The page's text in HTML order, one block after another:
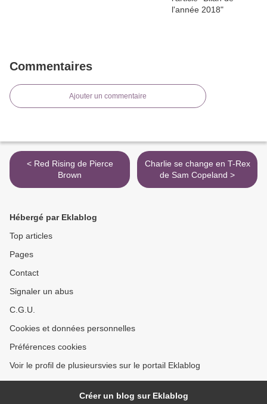
Commentaires
Ajouter un commentaire
< Red Rising de Pierce
Brown
Charlie se change en T-Rex
de Sam Copeland >
Hébergé par Eklablog
Top articles
Pages
Contact
Signaler un abus
C.G.U.
Cookies et données personnelles
Préférences cookies
Voir le profil de plusieursvies sur le portail Eklablog
Créer un blog sur Eklablog